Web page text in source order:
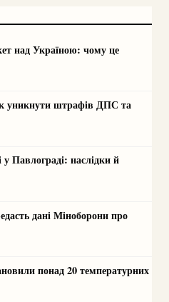
над Україною: чому це
уникнути штрафів ДПС та
Павлограді: наслідки й
дані Міноборони про
понад 20 температурних